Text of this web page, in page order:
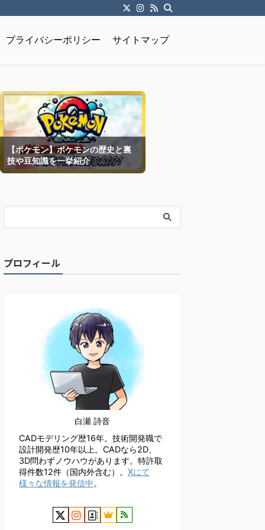
プライバシーポリシー サイトマップ
【ポケモン】ポケモンの歴史と裏
技や豆知識を一挙紹介
プロフィール
白瀬 詩音
CADモデリング歴16年。技術開発職で
設計開発歴10年以上。CADなら2D、
3D問わずノウハウがあります。特許取
得件数12件（国内外含む）。 Xにて
様々な情報を発信中 。